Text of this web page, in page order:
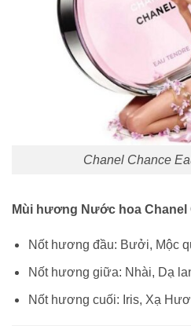
Chanel Chance
Mùi hương Nước hoa Chanel
Nốt hương đầu: Bưởi, Mộc
Nốt hương giữa: Nhài, Dạ
Nốt hương cuối: Iris, Xạ